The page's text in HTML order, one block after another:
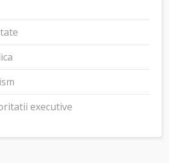
executive